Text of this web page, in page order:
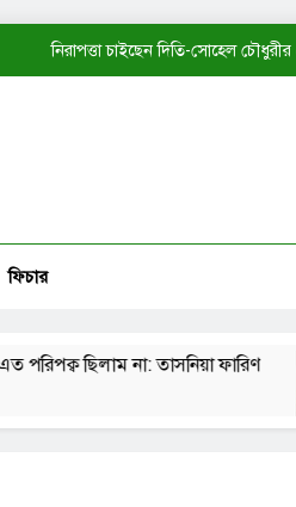
নিরাপত্তা চাইছেন দিতি-সোহেল চৌধুরীর
দ্বিতীয় স্বামীর কাছে ফিরতে চাইছেন
ফিচার
ছিলাম না: তাসনিয়া ফারিণ